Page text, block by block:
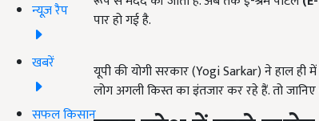
न्यूज़ रैप
खबरें
सफल किसान
पार हो गई है.
यूपी की योगी सरकार (Yogi Sarkar) ने हाल ही
लोग अगली किस्त का इंतजार कर रहे हैं. तो